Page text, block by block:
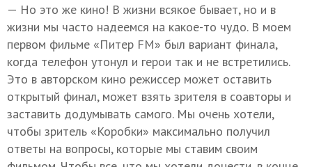
— Но это же кино! В жизни всякое бывает, но и в
жизни мы часто надеемся на какое-то чудо. В моем
первом фильме «Питер FM» был вариант финала,
когда телефон утонул и герои так и не встретились.
Это в авторском кино режиссер может оставить
открытый финал, может взять зрителя в соавторы и
заставить додумывать самого. Мы очень хотели,
чтобы зритель «Коробки» максимально получил
ответы на вопросы, которые мы ставим своим